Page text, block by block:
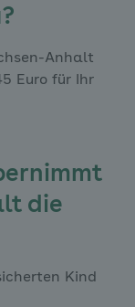
Anhalt
Euro für Ihr
die
Kind